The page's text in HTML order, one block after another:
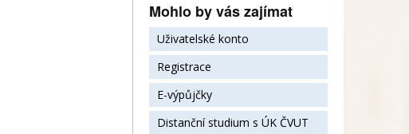
Mohlo by vás zajímat
Uživatelské konto
Registrace
E-výpůjčky
Distanční studium s ÚK ČVUT